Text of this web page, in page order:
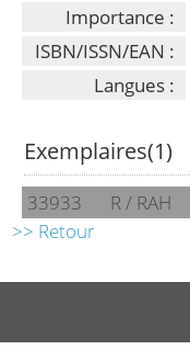
Importance :
ISBN/ISSN/EAN :
Langues :
Exemplaires(1)
33933 R / RAH
>> Retour